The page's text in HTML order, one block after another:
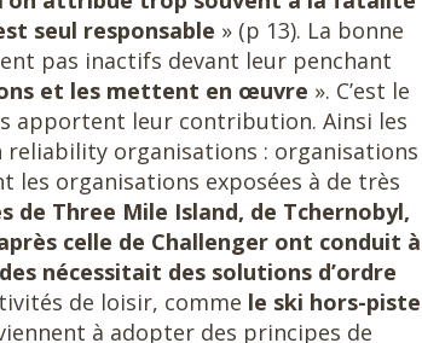
seul responsable » (p 13). La bonne
pas inactifs devant leur penchant
et les mettent en œuvre ». C’est le
apportent leur contribution. Ainsi les
reliability organisations : organisations
organisations exposées à de très
de Three Mile Island, de Tchernobyl,
celle de Challenger ont conduit à
nécessitait des solutions d’ordre
de loisir, comme le ski hors-piste
à adopter des principes de